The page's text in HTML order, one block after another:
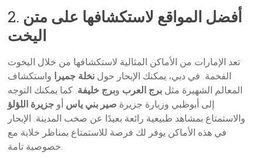
2. أفضل المواقع لاستكشافها على متن
اليخت
تعد الإمارات من الأماكن المثالية لاستكشافها من خلال اليخوت
الفخمة. في دبي، يمكنك الإبحار حول نخلة جميرا واستكشاف
المعالم الشهيرة مثل برج العرب وبرج خليفة. كما يمكنك التوجه
إلى أبوظبي وزيارة جزيرة صير بني ياس أو جزيرة اللؤلؤ
والاستمتاع بمشاهد طبيعية رائعة بعيدًا عن صخب المدينة. الإبحار
في هذه الأماكن يوفر لك فرصة للاستمتاع بمناظر خلابة مع
خصوصية تامة.